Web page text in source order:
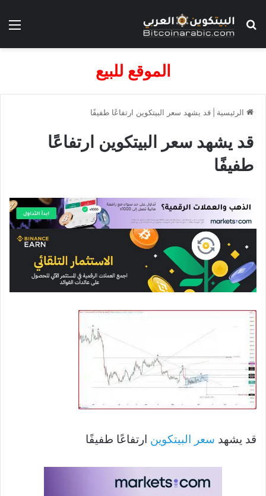
بحث عن
الموقع للبيع
الرئيسية قد يشهد سعر البيتكوين ارتفاعًا طفيفًا
قد يشهد سعر البيتكوين ارتفاعًا
طفيفًا
قد يشهد سعر البيتكوين ارتفاعًا طفيفًا